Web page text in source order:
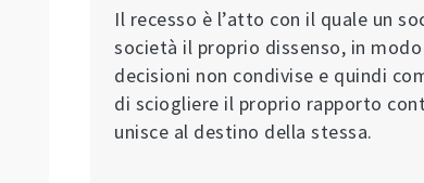
Il recesso è l’atto con il quale un
società il proprio dissenso, in
decisioni non condivise e quindi
di sciogliere il proprio rapporto
unisce al destino della stessa.